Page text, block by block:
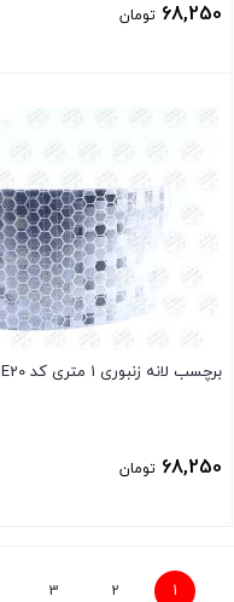
68,250 تومان
برچسب لانه زنبوری ۱ متری کد HE20
68,250 تومان
1
2
3